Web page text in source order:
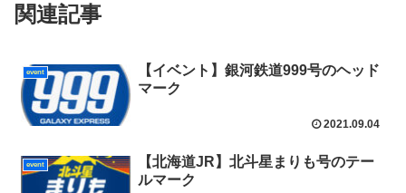
関連記事
event
【イベント】銀河鉄道999号のヘッド
マーク
2021.09.04
event
【北海道JR】北斗星まりも号のテー
ルマーク